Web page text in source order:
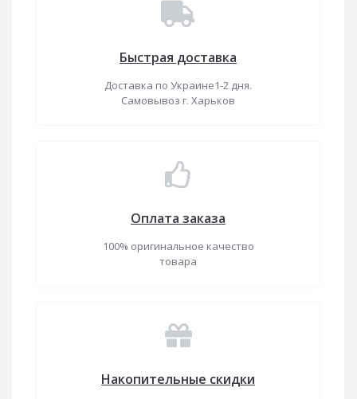
Быстрая доставка
Доставка по Украине1-2 дня.
Самовывоз г. Харьков
Оплата заказа
100% оригинальное качество
товара
Накопительные скидки